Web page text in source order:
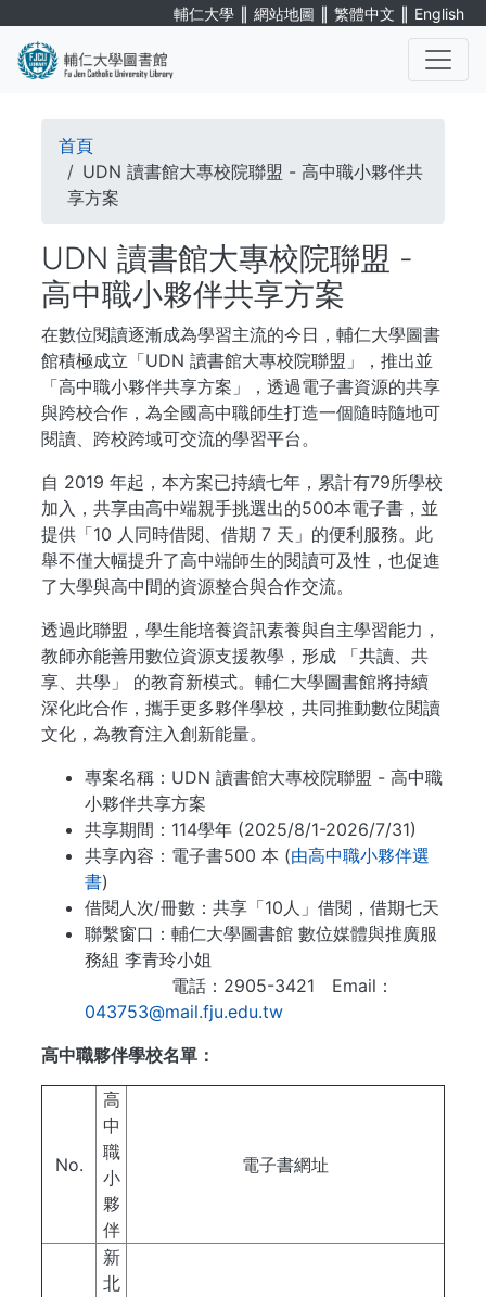
main
輔仁大學 ∥ 網站地圖 ∥ 繁體中文 ∥ English
Breadcrumb
首頁
UDN 讀書館大專校院聯盟 - 高中職小夥伴共
享方案
UDN 讀書館大專校院聯盟 -
高中職小夥伴共享方案
在數位閱讀逐漸成為學習主流的今日，輔仁大學圖書
館積極成立「UDN 讀書館大專校院聯盟」，推出並
「高中職小夥伴共享方案」，透過電子書資源的共享
與跨校合作，為全國高中職師生打造一個隨時隨地可
閱讀、跨校跨域可交流的學習平台。
自 2019 年起，本方案已持續七年，累計有79所學校
加入，共享由高中端親手挑選出的500本電子書，並
提供「10 人同時借閱、借期 7 天」的便利服務。此
舉不僅大幅提升了高中端師生的閱讀可及性，也促進
了大學與高中間的資源整合與合作交流。
透過此聯盟，學生能培養資訊素養與自主學習能力，
教師亦能善用數位資源支援教學，形成 「共讀、共
享、共學」 的教育新模式。輔仁大學圖書館將持續
深化此合作，攜手更多夥伴學校，共同推動數位閱讀
文化，為教育注入創新能量。
專案名稱：UDN 讀書館大專校院聯盟 - 高中職
小夥伴共享方案
共享期間：114學年 (2025/8/1-2026/7/31)
共享內容：電子書500 本 (由高中職小夥伴選
書)
借閱人次/冊數：共享「10人」借閱，借期七天
聯繫窗口：輔仁大學圖書館 數位媒體與推廣服
務組 李青玲小姐
電話：2905-3421 Email：
043753@mail.fju.edu.tw
高中職夥伴學校名單：
No.
高
中
職
小
夥
伴
電子書網址
新
北